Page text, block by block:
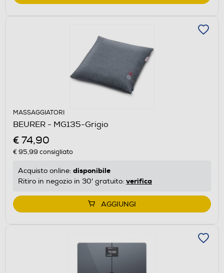
MASSAGGIATORI
BEURER - MG135-Grigio
€ 74,90
€ 95,99 consigliato
Acquisto online: disponibile
Ritiro in negozio in 30' gratuito: verifica
AGGIUNGI